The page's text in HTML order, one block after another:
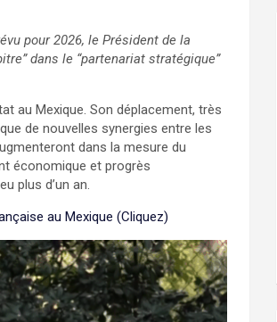
pour 2026, le Président de la
dans le “partenariat stratégique”
au Mexique. Son déplacement, très
de nouvelles synergies entre les
dans la mesure du
économique et progrès
plus d’un an.
au Mexique (Cliquez)